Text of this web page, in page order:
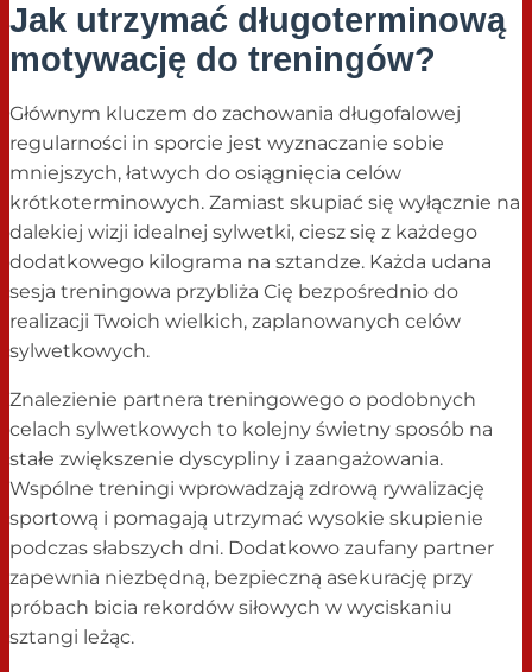
Jak utrzymać długoterminową
motywację do treningów?
Głównym kluczem do zachowania długofalowej
regularności in sporcie jest wyznaczanie sobie
mniejszych, łatwych do osiągnięcia celów
krótkoterminowych. Zamiast skupiać się wyłącznie na
dalekiej wizji idealnej sylwetki, ciesz się z każdego
dodatkowego kilograma na sztandze. Każda udana
sesja treningowa przybliża Cię bezpośrednio do
realizacji Twoich wielkich, zaplanowanych celów
sylwetkowych.
Znalezienie partnera treningowego o podobnych
celach sylwetkowych to kolejny świetny sposób na
stałe zwiększenie dyscypliny i zaangażowania.
Wspólne treningi wprowadzają zdrową rywalizację
sportową i pomagają utrzymać wysokie skupienie
podczas słabszych dni. Dodatkowo zaufany partner
zapewnia niezbędną, bezpieczną asekurację przy
próbach bicia rekordów siłowych w wyciskaniu
sztangi leżąc.